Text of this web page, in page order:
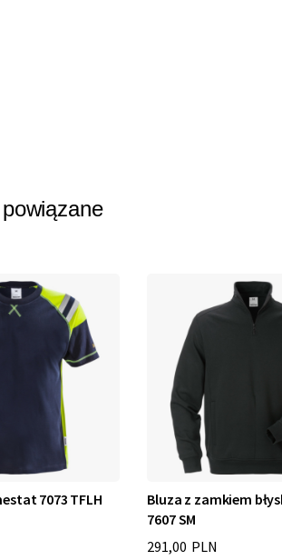
7073 TFLH
Bluza z zamkiem
7607 SM
291,00 PLN